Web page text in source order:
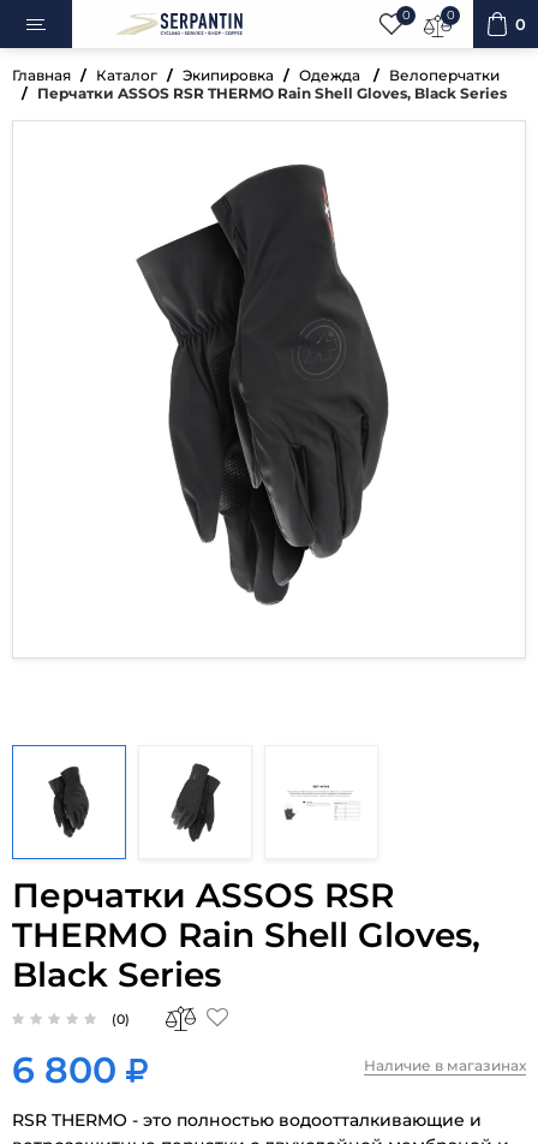
0 0 0
Главная Каталог Экипировка Одежда
Велоперчатки
Перчатки ASSOS RSR THERMO Rain Shell Gloves, Black Series
Перчатки ASSOS RSR
THERMO Rain Shell Gloves,
Black Series
(0)
6 800 Наличие в магазинах
RSR THERMO - это полностью водоотталкивающие и